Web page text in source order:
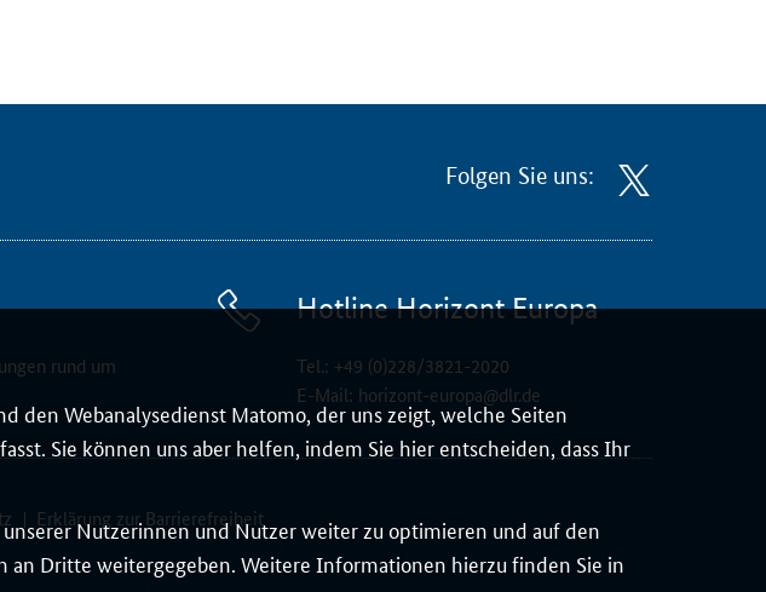
den Webanalysedienst Matomo, der uns zeigt, welche Seiten
Sie können uns aber helfen, indem Sie hier entscheiden, dass Ihr
Nutzerinnen und Nutzer weiter zu optimieren und auf den
an Dritte weitergegeben. Weitere Informationen hierzu finden Sie in
Folgen Sie uns:
rund um
Hotline Horizont Europa
Tel.: +49 (0)228/3821-2020
E-Mail: horizont-europa@dlr.de
Erklärung zur Barrierefreiheit